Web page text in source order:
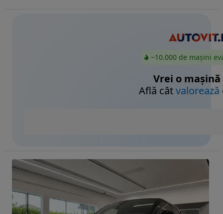
~10.000 de mașini
Vrei o mașină
Află câtvalorează